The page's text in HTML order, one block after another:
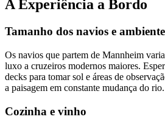
A Experiência a Bordo
Tamanho dos navios e ambiente
Os navios que partem de Mannheim
luxo a cruzeiros modernos maiores.
decks para tomar sol e áreas de
a paisagem em constante mudança do rio.
Cozinha e vinho